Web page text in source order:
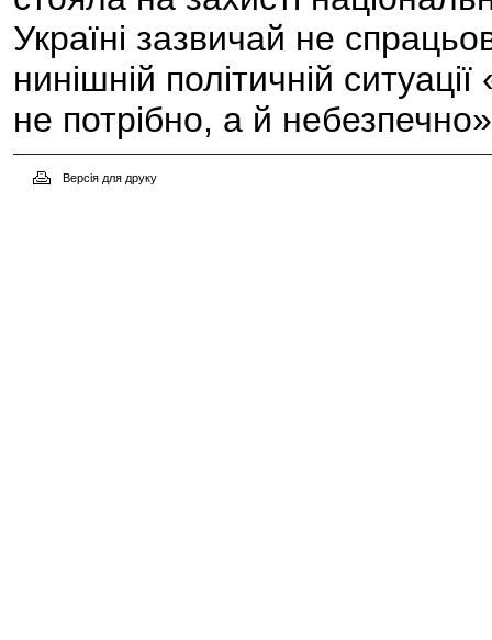
Україні зазвичай не
нинішній політичній
не потрібно, а й
Версія для друку